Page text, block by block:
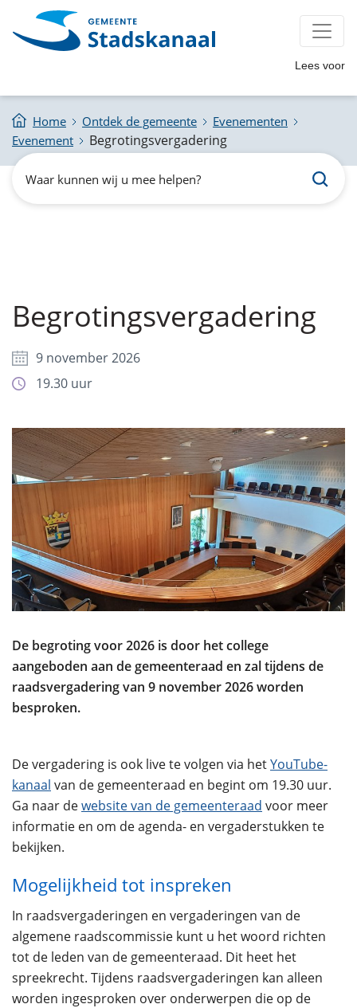
Lees voor
Home Ontdek de gemeente
Evenementen
Evenement
Begrotingsvergadering
Zoeken
Waar
Begrotingsvergadering
9 november 2026
19.30 uur
De begroting voor 2026 is door het college
aangeboden aan de gemeenteraad en zal tijdens de
raadsvergadering van 9 november 2026 worden
besproken.
De vergadering is ook live te volgen via hetYouTube-
kanaal van de gemeenteraad en begint om 19.30 uur.
Ga naar dewebsite van de gemeenteraad voor meer
informatie en om de agenda- en vergaderstukken te
bekijken.
Mogelijkheid tot inspreken
In raadsvergaderingen en vergaderingen van de
algemene raadscommissie kunt u het woord richten
tot de leden van de gemeenteraad. Dit heet het
spreekrecht. Tijdens raadsvergaderingen kan alleen
worden ingesproken over onderwerpen die op de